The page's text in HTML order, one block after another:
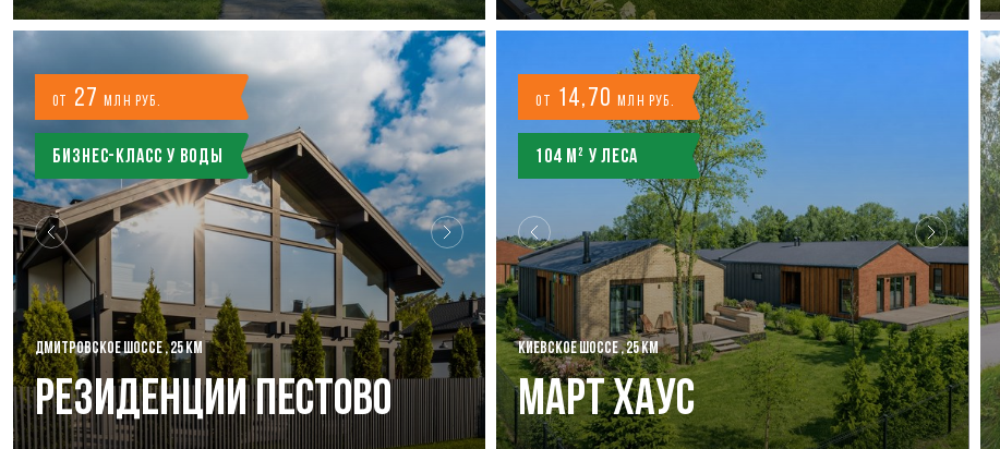
от 27млн руб.
Бизнес-класс у воды
ДМИТРОВСКОЕ ШОССЕ , 25 КМ
РЕЗИДЕНЦИИ ПЕСТОВО
от 14,70млн руб.
104 м² у леса
КИЕВСКОЕ ШОССЕ , 25 КМ
Март Хаус